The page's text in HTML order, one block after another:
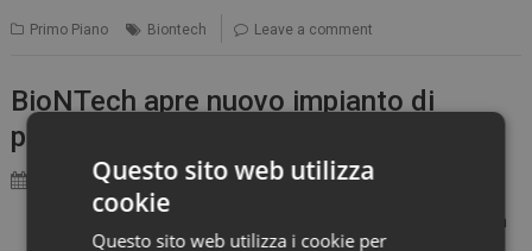
Primo Piano Biontech Leave a comment
BioNTech apre nuovo impianto di
produzione in Germania
10 Febbraio 2023 Marco Landucci
BioNTech ha aperto un
Questo sito web utilizza
cookie
Questo sito web utilizza i cookie per